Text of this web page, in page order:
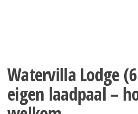
Watervilla Lodge
eigen laadpaal –